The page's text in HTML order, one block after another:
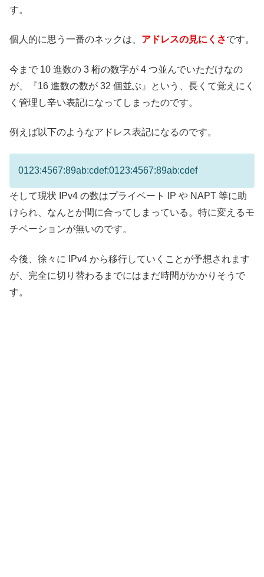
す。
個人的に思う一番のネックは、 アドレスの見にくさです。
今まで 10 進数の 3 桁の数字が 4 つ並んでいただけなの
が、『16 進数の数が 32 個並ぶ』という、長くて覚えにく
く管理し辛い表記になってしまったのです。
例えば以下のようなアドレス表記になるのです。
0123:4567:89ab:cdef:0123:4567:89ab:cdef
そして現状 IPv4 の数はプライベート IP や NAPT 等に助
けられ、なんとか間に合ってしまっている。特に変えるモ
チベーションが無いのです。
今後、徐々に IPv4 から移行していくことが予想されます
が、完全に切り替わるまでにはまだ時間がかかりそうで
す。